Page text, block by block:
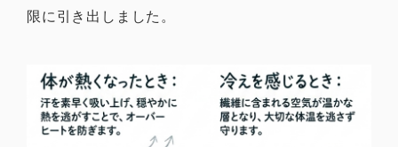
限に引き出しました。